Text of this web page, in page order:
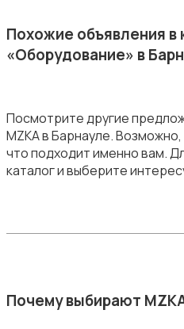
Похожие объявления в
«Оборудование» в
Посмотрите другие
MZKA в Барнауле.
что подходит именно вам.
каталог и выберите
Почему выбирают